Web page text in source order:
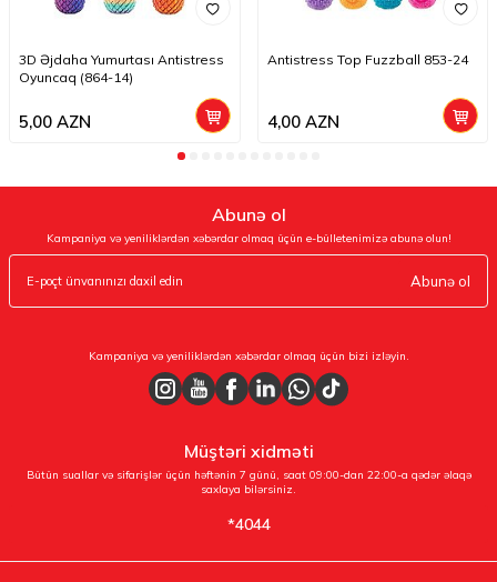
3D Əjdaha Yumurtası Antistress
Oyuncaq (864-14)
5,00 AZN
Antistress Top Fuzzball 853-24
4,00AZN
Abunə ol
Kampaniya və yeniliklərdən xəbərdar olmaq üçün e-bülletenimizə abunə olun!
Abunə ol
Kampaniya və yeniliklərdən xəbərdar olmaq üçün bizi izləyin.
Müştəri xidməti
Bütün suallar və sifarişlər üçün həftənin 7 günü, saat 09:00-dan 22:00-a qədər əlaqə
saxlaya bilərsiniz.
*4044